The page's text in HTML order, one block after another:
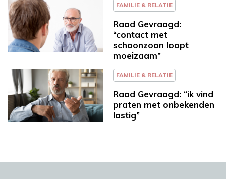
FAMILIE & RELATIE
Raad Gevraagd:
“contact met
schoonzoon loopt
moeizaam”
FAMILIE & RELATIE
Raad Gevraagd: “ik vind
praten met onbekenden
lastig”